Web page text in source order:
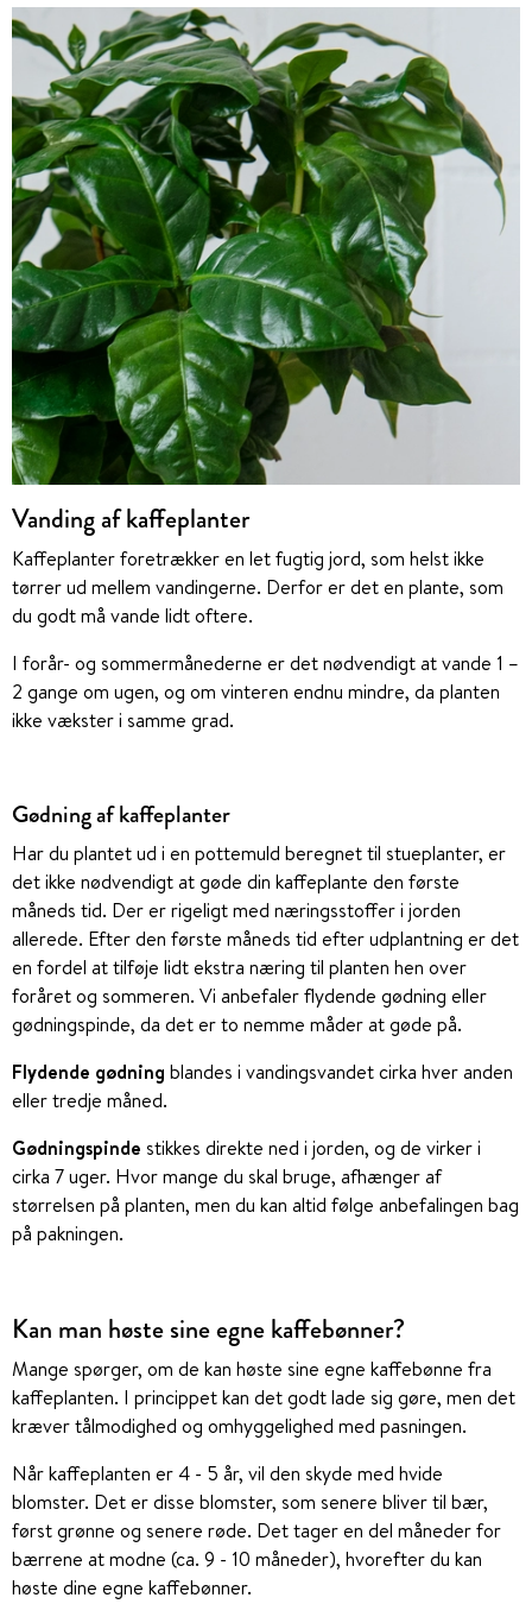
Vanding af kaffeplanter
Kaffeplanter foretrækker en let fugtig jord, som helst ikke
tørrer ud mellem vandingerne. Derfor er det en plante, som
du godt må vande lidt oftere.
I forår- og sommermånederne er det nødvendigt at vande 1 –
2 gange om ugen, og om vinteren endnu mindre, da planten
ikke vækster i samme grad.
Gødning af kaffeplanter
Har du plantet ud i en pottemuld beregnet til stueplanter, er
det ikke nødvendigt at gøde din kaffeplante den første
måneds tid. Der er rigeligt med næringsstoffer i jorden
allerede. Efter den første måneds tid efter udplantning er det
en fordel at tilføje lidt ekstra næring til planten hen over
foråret og sommeren. Vi anbefaler flydende gødning eller
gødningspinde, da det er to nemme måder at gøde på.
Flydende gødning blandes i vandingsvandet cirka hver anden
eller tredje måned.
Gødningspinde stikkes direkte ned i jorden, og de virker i
cirka 7 uger. Hvor mange du skal bruge, afhænger af
størrelsen på planten, men du kan altid følge anbefalingen bag
på pakningen.
Kan man høste sine egne kaffebønner?
Mange spørger, om de kan høste sine egne kaffebønne fra
kaffeplanten. I princippet kan det godt lade sig gøre, men det
kræver tålmodighed og omhyggelighed med pasningen.
Når kaffeplanten er 4 - 5 år, vil den skyde med hvide
blomster. Det er disse blomster, som senere bliver til bær,
først grønne og senere røde. Det tager en del måneder for
bærrene at modne (ca. 9 - 10 måneder), hvorefter du kan
høste dine egne kaffebønner.